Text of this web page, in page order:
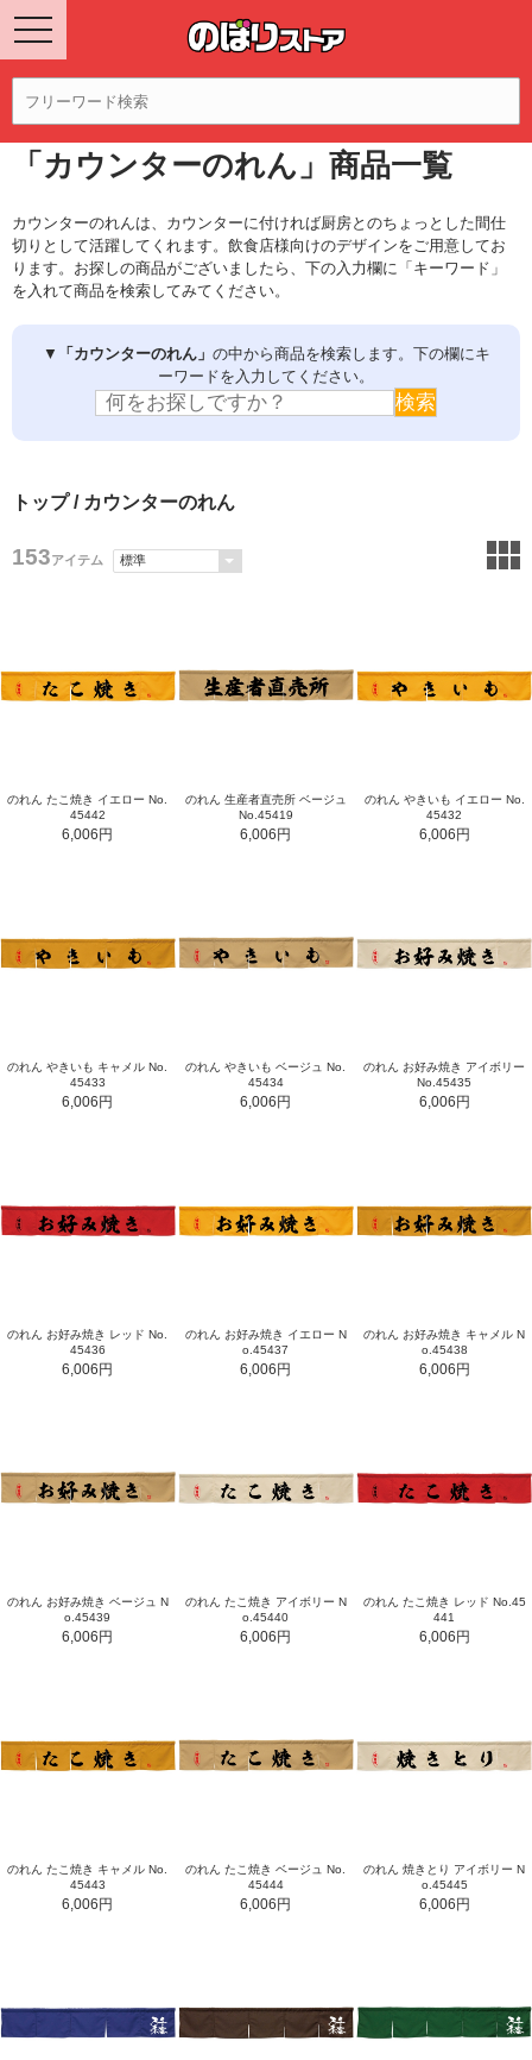
「カウンターのれん」商品一覧
カウンターのれんは、カウンターに付ければ厨房とのちょっとした間仕
切りとして活躍してくれます。飲食店様向けのデザインをご用意してお
ります。お探しの商品がございましたら、下の入力欄に「キーワード」
を入れて商品を検索してみてください。
▼ 「カウンターのれん」 の中から商品を検索します。下の欄にキ
ーワードを入力してください。
トップ/ カウンターのれん
153アイテム
のれん たこ焼き イエロー No.
45442
6,006円
のれん 生産者直売所 ベージュ
No.45419
6,006円
のれん やきいも イエロー No.
45432
6,006円
のれん やきいも キャメル No.
45433
6,006円
のれん やきいも ベージュ No.
45434
6,006円
のれん お好み焼き アイボリー
No.45435
6,006円
のれん お好み焼き レッド No.
45436
6,006円
のれん お好み焼き イエロー N
o.45437
6,006円
のれん お好み焼き キャメル N
o.45438
6,006円
のれん お好み焼き ベージュ N
o.45439
6,006円
のれん たこ焼き アイボリー N
o.45440
6,006円
のれん たこ焼き レッド No.45
441
6,006円
のれん たこ焼き キャメル No.
45443
6,006円
のれん たこ焼き ベージュ No.
45444
6,006円
のれん 焼きとり アイボリー N
o.45445
6,006円